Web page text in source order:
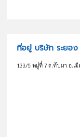
ที่อยู่ บริษัท ระยอง
133/5 หมู่ที่ 7 ต.ทับมา อ.เมื